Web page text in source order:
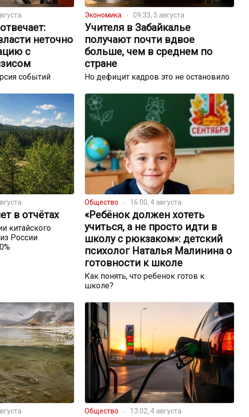
неточно
с
событий
Экономика 09:33, 5 августа
Учителя в Забайкалье
получают почти вдвое
больше, чем в среднем по
стране
Но дефицит кадров это не остановило
в отчётах
китайского
России
Общество 16:00, 4 августа
«Ребёнок должен хотеть
учиться, а не просто идти в
школу с рюкзаком»: детский
психолог Наталья Малинина о
готовности к школе
Как понять, что ребенок готов к
школе?
Общество 13:02, 4 августа